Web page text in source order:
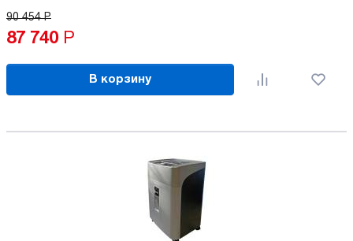
90 454 Р
87 740 Р
В корзину